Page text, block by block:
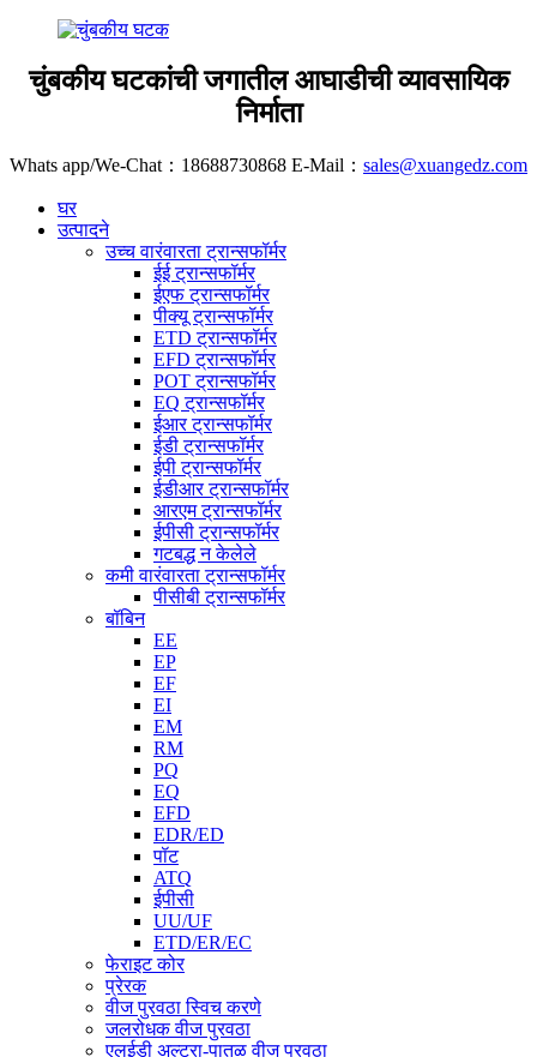
चुंबकीय घटकांची जगातील आघाडीची व्यावसायिक
निर्माता
Whats app/We-Chat：18688730868 E-Mail： sales@xuangedz.com
घर
उत्पादने
उच्च वारंवारता ट्रान्सफॉर्मर
ईई ट्रान्सफॉर्मर
ईएफ ट्रान्सफॉर्मर
पीक्यू ट्रान्सफॉर्मर
ETD ट्रान्सफॉर्मर
EFD ट्रान्सफॉर्मर
POT ट्रान्सफॉर्मर
EQ ट्रान्सफॉर्मर
ईआर ट्रान्सफॉर्मर
ईडी ट्रान्सफॉर्मर
ईपी ट्रान्सफॉर्मर
ईडीआर ट्रान्सफॉर्मर
आरएम ट्रान्सफॉर्मर
ईपीसी ट्रान्सफॉर्मर
गटबद्ध न केलेले
कमी वारंवारता ट्रान्सफॉर्मर
पीसीबी ट्रान्सफॉर्मर
बॉबिन
EE
EP
EF
EI
EM
RM
PQ
EQ
EFD
EDR/ED
पॉट
ATQ
ईपीसी
UU/UF
ETD/ER/EC
फेराइट कोर
प्रेरक
वीज पुरवठा स्विच करणे
जलरोधक वीज पुरवठा
एलईडी अल्ट्रा-पातळ वीज पुरवठा